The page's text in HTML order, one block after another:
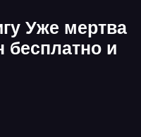
Уже мертва
бесплатно и